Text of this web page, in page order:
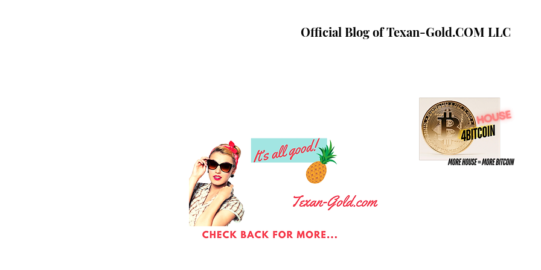
Official Blog of Texan-Gold.COM LLC